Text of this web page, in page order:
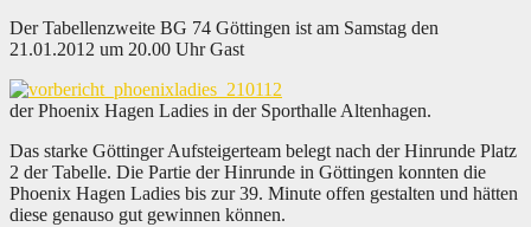
Der Tabellenzweite BG 74 Göttingen ist am Samstag den
21.01.2012 um 20.00 Uhr Gast
der Phoenix Hagen Ladies in der Sporthalle Altenhagen.
Das starke Göttinger Aufsteigerteam belegt nach der Hinrunde Platz
2 der Tabelle. Die Partie der Hinrunde in Göttingen konnten die
Phoenix Hagen Ladies bis zur 39. Minute offen gestalten und hätten
diese genauso gut gewinnen können.